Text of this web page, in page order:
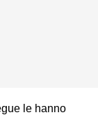
le hanno